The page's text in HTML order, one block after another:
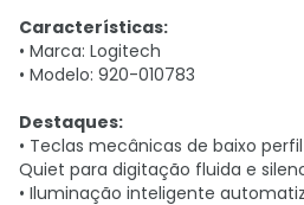
Características:
• Marca: Logitech
• Modelo: 920-010783
Destaques:
• Teclas mecânicas de baixo
Quiet para digitação fluida e
• Iluminação inteligente